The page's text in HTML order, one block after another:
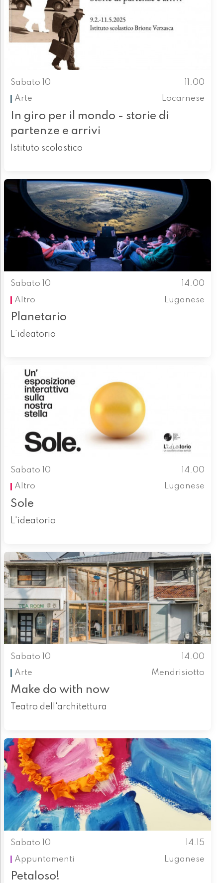
Sabato 10
11.00
Arte
Locarnese
In giro per il mondo - storie di
partenze e arrivi
Istituto scolastico
Sabato 10
14.00
Altro
Luganese
Planetario
L'ideatorio
Sabato 10
14.00
Altro
Luganese
Sole
L'ideatorio
Sabato 10
14.00
Arte
Mendrisiotto
Make do with now
Teatro dell'architettura
Sabato 10
14.15
Appuntamenti
Luganese
Petaloso!